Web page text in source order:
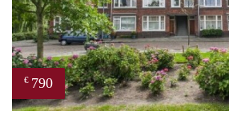
€ 790